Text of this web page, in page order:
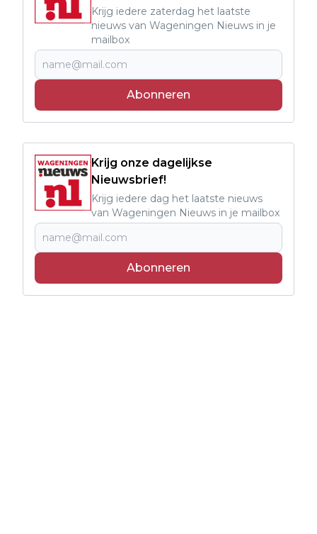
Krijg iedere zaterdag het laatste
nieuws van Wageningen Nieuws in je
mailbox
Abonneren
Krijg onze dagelijkse
Nieuwsbrief!
Krijg iedere dag het laatste nieuws
van Wageningen Nieuws in je mailbox
Abonneren